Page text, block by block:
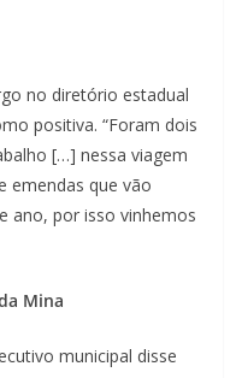
no diretório estadual
positiva. “Foram dois
[…] nessa viagem
emendas que vão
ano, por isso vinhemos
Mina
municipal disse